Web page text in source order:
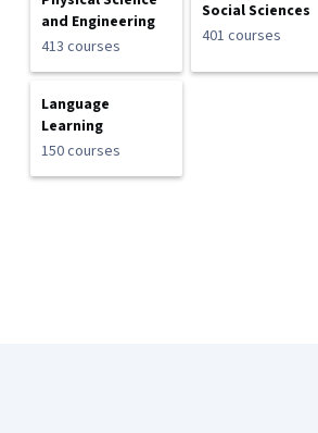
and Engineering
413 courses
Social Sciences
401 courses
Language
Learning
150 courses